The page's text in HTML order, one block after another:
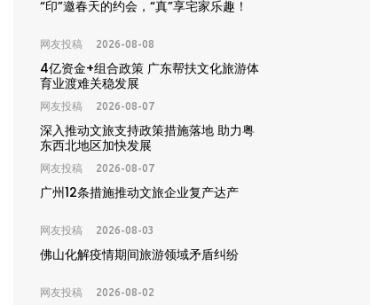
“印”邀春天的约会，“真”享宅家乐趣！
网友投稿 2026-08-08
4亿资金+组合政策 广东帮扶文化旅游体
育业渡难关稳发展
网友投稿 2026-08-07
深入推动文旅支持政策措施落地 助力粤
东西北地区加快发展
网友投稿 2026-08-07
广州12条措施推动文旅企业复产达产
网友投稿 2026-08-03
佛山化解疫情期间旅游领域矛盾纠纷
网友投稿 2026-08-02